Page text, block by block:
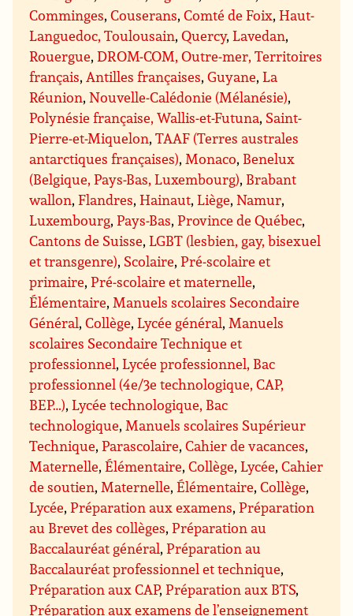
Comminges,Couserans,Comté de Foix,Haut-
Languedoc, Toulousain,Quercy,Lavedan,
Rouergue,DROM-COM, Outre-mer, Territoires
français, Antilles françaises,Guyane,La
Réunion,Nouvelle-Calédonie (Mélanésie),
Polynésie française, Wallis-et-Futuna, Saint-
Pierre-et-Miquelon,TAAF (Terres australes
antarctiques françaises), Monaco, Benelux
(Belgique, Pays-Bas, Luxembourg), Brabant
wallon,Flandres,Hainaut,Liège,Namur,
Luxembourg,Pays-Bas,Province de Québec,
Cantons de Suisse,LGBT (lesbien, gay, bisexuel
et transgenre), Scolaire,Pré-scolaire et
primaire,Pré-scolaire et maternelle,
Élémentaire, Manuels scolaires Secondaire
Général,Collège,Lycée général, Manuels
scolaires Secondaire Technique et
professionnel,Lycée professionnel, Bac
professionnel (4e/3e technologique, CAP,
BEP…),Lycée technologique, Bac
technologique, Manuels scolaires Supérieur
Technique,Parascolaire,Cahier de vacances,
Maternelle,Élémentaire,Collège,Lycée,Cahier
de soutien, Maternelle,Élémentaire,Collège,
Lycée,Préparation aux examens,Préparation
au Brevet des collèges,Préparation au
Baccalauréat général,Préparation au
Baccalauréat professionnel et technique,
Préparation aux CAP,Préparation aux BTS,
Préparation aux examens de l’enseignement